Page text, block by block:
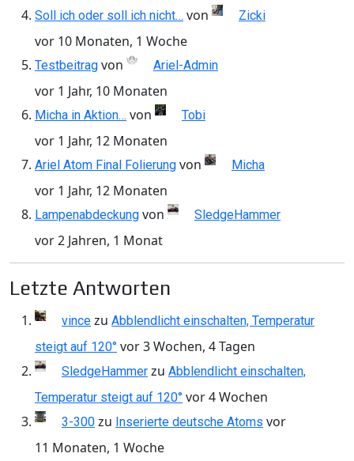
Soll ich oder soll ich nicht… von Zicki
vor 10 Monaten, 1 Woche
Testbeitrag von Ariel-Admin
vor 1 Jahr, 10 Monaten
Micha in Aktion… von Tobi
vor 1 Jahr, 12 Monaten
Ariel Atom Final Folierung von Micha
vor 1 Jahr, 12 Monaten
Lampenabdeckung von SledgeHammer
vor 2 Jahren, 1 Monat
Letzte Antworten
vince zu Abblendlicht einschalten, Temperatur
steigt auf 120° vor 3 Wochen, 4 Tagen
SledgeHammer zu Abblendlicht einschalten,
Temperatur steigt auf 120° vor 4 Wochen
3-300 zu Inserierte deutsche Atoms vor
11 Monaten, 1 Woche